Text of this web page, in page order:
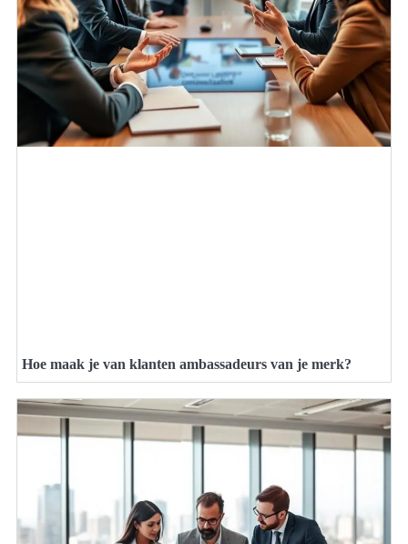
Hoe maak je van klanten ambassadeurs van je merk?